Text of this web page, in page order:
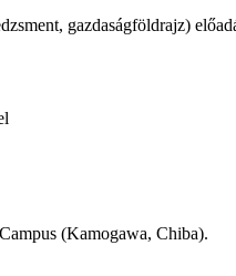
gazdaságföldrajz)
(Kamogawa, Chiba).